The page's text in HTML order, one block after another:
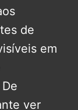
de
em
ver